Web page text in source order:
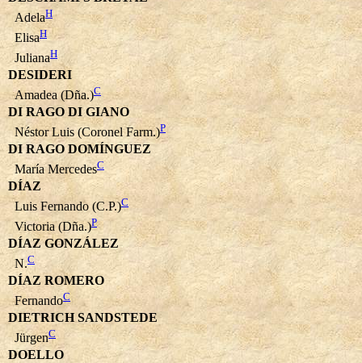
AdelaH
ElisaH
JulianaH
DESIDERI
Amadea (Dña.)C
DI RAGO DI GIANO
Néstor Luis (Coronel Farm.)P
DI RAGO DOMÍNGUEZ
María MercedesC
DÍAZ
Luis Fernando (C.P.)C
Victoria (Dña.)P
DÍAZ GONZÁLEZ
N.C
DÍAZ ROMERO
FernandoC
DIETRICH SANDSTEDE
JürgenC
DOELLO